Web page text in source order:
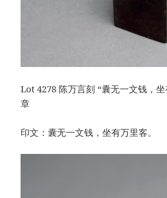
Lot 4278 陈万言刻 “囊无一文钱，
章
印文：囊无一文钱，坐有万里客。